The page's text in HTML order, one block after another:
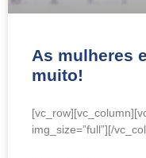
As mulheres
muito!
img_size=”full”][/